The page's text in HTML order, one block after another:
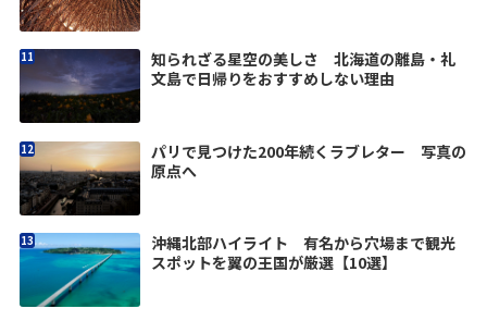
知られざる星空の美しさ 北海道の離島・礼
文島で日帰りをおすすめしない理由
パリで見つけた200年続くラブレター 写真の
原点へ
沖縄北部ハイライト 有名から穴場まで観光
スポットを翼の王国が厳選【10選】